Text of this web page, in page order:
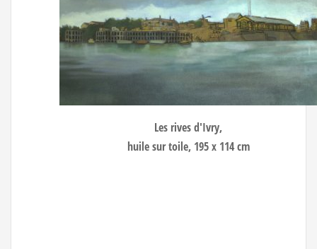
Les rives d'Ivry,
huile sur toile, 195 x 114 cm